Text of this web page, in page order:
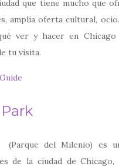
que tiene mucho que
amplia oferta cultural,
ver y hacer en Chicago
tu visita.
(Parque del Milenio) es
de la ciudad de Chicago,